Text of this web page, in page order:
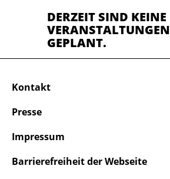
DERZEIT SIND KEINE
VERANSTALTUNGEN
GEPLANT.
Kontakt
Presse
Impressum
Barrierefreiheit der Webseite